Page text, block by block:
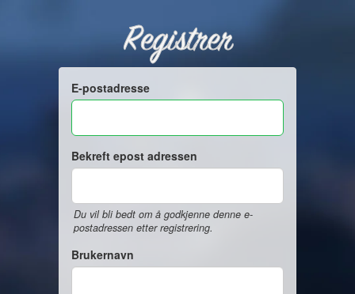
Registrer
E-postadresse
Bekreft epost adressen
Du vil bli bedt om å godkjenne denne e-
postadressen etter registrering.
Brukernavn